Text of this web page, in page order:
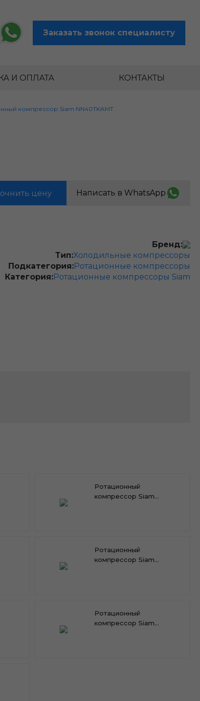
Заказать звонок специалисту
И ОПЛАТА КОНТАКТЫ
компрессор Siam NN40TKAMT
цену Написать в WhatsApp
Бренд:
Тип:Холодильные компрессоры
Подкатегория:Ротационные компрессоры
Категория:Ротационные компрессоры Siam
Ротационный
компрессор Siam
Ротационный
компрессор Siam
Ротационный
компрессор Siam